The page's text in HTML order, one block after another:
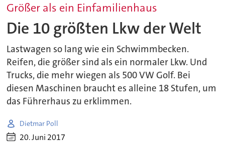
Größer als ein Einfamilienhaus
Die 10 größten Lkw der Welt
Lastwagen so lang wie ein Schwimmbecken.
Reifen, die größer sind als ein normaler Lkw. Und
Trucks, die mehr wiegen als 500 VW Golf. Bei
diesen Maschinen braucht es alleine 18 Stufen, um
das Führerhaus zu erklimmen.
Dietmar Poll
20. Juni 2017